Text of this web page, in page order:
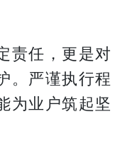
责任，更是对
。严谨执行程
为业户筑起坚